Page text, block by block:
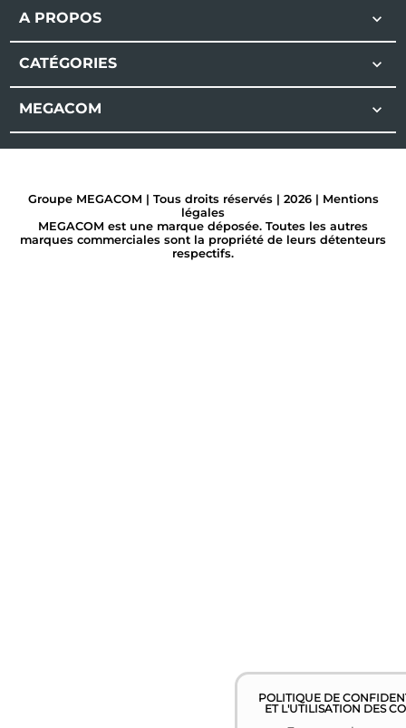
A PROPOS 
CATÉGORIES 
MEGACOM 
POLITIQUE DE
ET L'UTILISATION DES
Groupe MEGACOM | Tous droits réservés | 2026 | Mentions
légales
MEGACOM est une marque déposée. Toutes les autres
marques commerciales sont la propriété de leurs détenteurs
respectifs.